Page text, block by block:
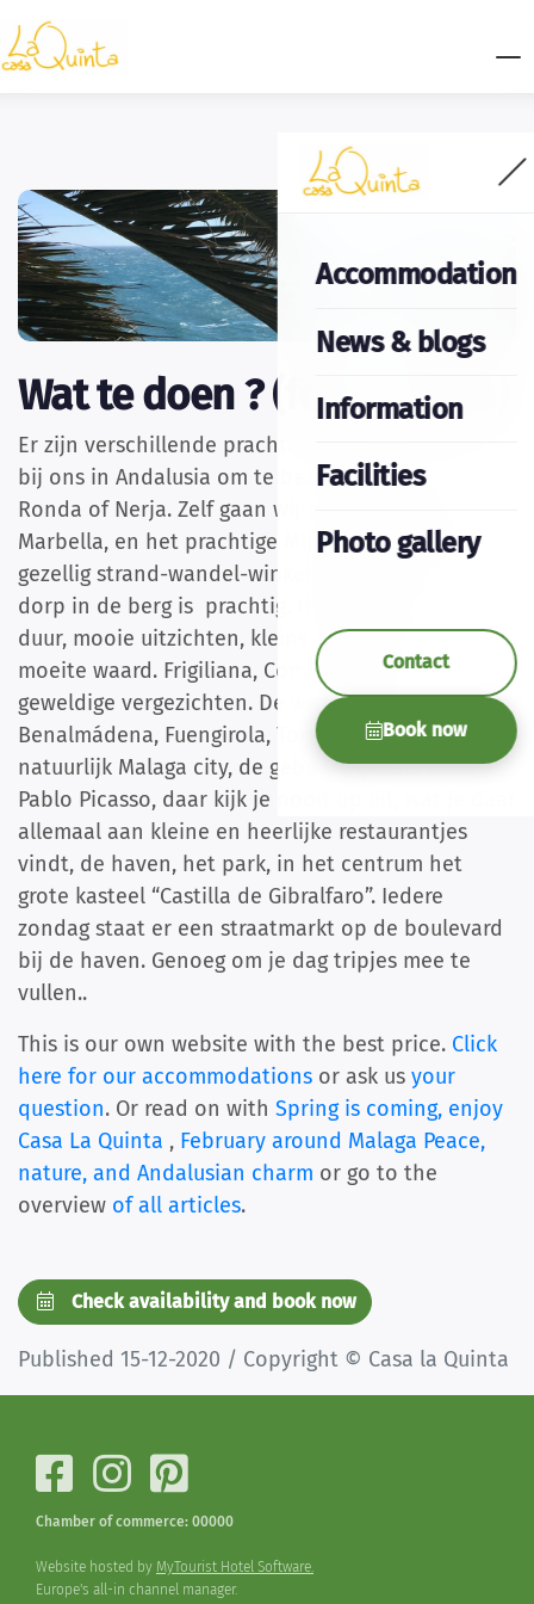
Accommodation
News & blogs
Information
Facilities
Photo gallery
Contact
Book now
Wat te doen ? (foto = Nerja)
Er zijn verschillende prachtige steden en dorpen
bij ons in Andalusia om te bezichtigen, zoals
Ronda of Nerja. Zelf gaan wij ook regelmatig naar
Marbella, en het prachtige Mijas. Mijas heeft een
gezellig strand-wandel-winkel gebied maar het
dorp in de berg is prachtig. Heerlijk eten, niet te
duur, mooie uitzichten, kleine straatjes. Zeker de
moeite waard. Frigiliana, Comares met zijn
geweldige vergezichten. De witte stranden in o.a.
Benalmádena, Fuengirola, Torremolinos.En
natuurlijk Malaga city, de geboorteplaats van
Pablo Picasso, daar kijk je nooit op uit, wat je daar
allemaal aan kleine en heerlijke restaurantjes
vindt, de haven, het park, in het centrum het
grote kasteel “Castilla de Gibralfaro”. Iedere
zondag staat er een straatmarkt op de boulevard
bij de haven. Genoeg om je dag tripjes mee te
vullen..
This is our own website with the best price. Click
here for our accommodations or ask us your
question. Or read on with Spring is coming, enjoy
Casa La Quinta , February around Malaga Peace,
nature, and Andalusian charm or go to the
overview of all articles.
Check availability and book now
Published 15-12-2020 / Copyright © Casa la Quinta
Chamber of commerce: 00000
Website hosted by MyTourist Hotel Software.
Europe's all-in channel manager.